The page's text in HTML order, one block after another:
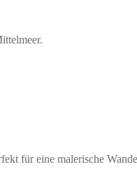
für eine malerische